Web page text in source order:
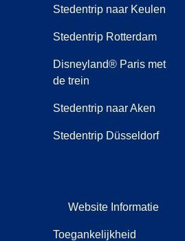
Stedentrip naar Keulen
Stedentrip Rotterdam
Disneyland® Paris met
de trein
Stedentrip naar Aken
Stedentrip Düsseldorf
Website Informatie
Toegankelijkheid